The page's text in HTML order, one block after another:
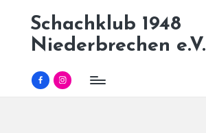
Schachklub 1948
Niederbrechen e.V.
Facebook
Instagram